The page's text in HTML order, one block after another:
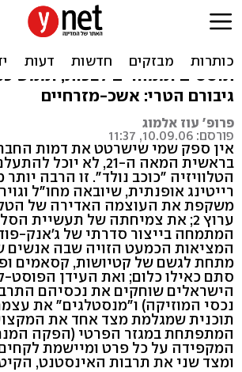
דור נולד
הם משכילים ובורים, ליברלים
תוססים וממהרים לבכות, וממש
גיבורם הטרי: אשכ-מזרחיים
פרופ' עוז אלמוג
פורסם: 10.09.06, 11:37
אין ספק שמי שישרטט את דמות
בראשית המאה ה-21, לא
הטלוויזיה "כוכב נולד". זו הרבה
רייטינג אופנתית, שיובאה מחו"ל
משקפת את העוצמה האדירה של
ערוץ 2; את צמיחתה של תעשיית
המתמחה בייצור סדרתי של ג'אנק-
המציאות הכמעט הזויה שבה אנשים
מתחת לגשם של קטיושות, קסאמים
סתם כאילו כלום; ואת העידן הפוסט-
הישראלים שוחקים את נכסיהם
נכסי המוזיקה) ו"מנסטלגים" את
תוכנית שמגלמת מצד אחד את
המתפתחת במגזר הפרטי (הפקה
המקפידה על כל פרט ומיישמת
ומצד שני את תרבות האינסטנט,